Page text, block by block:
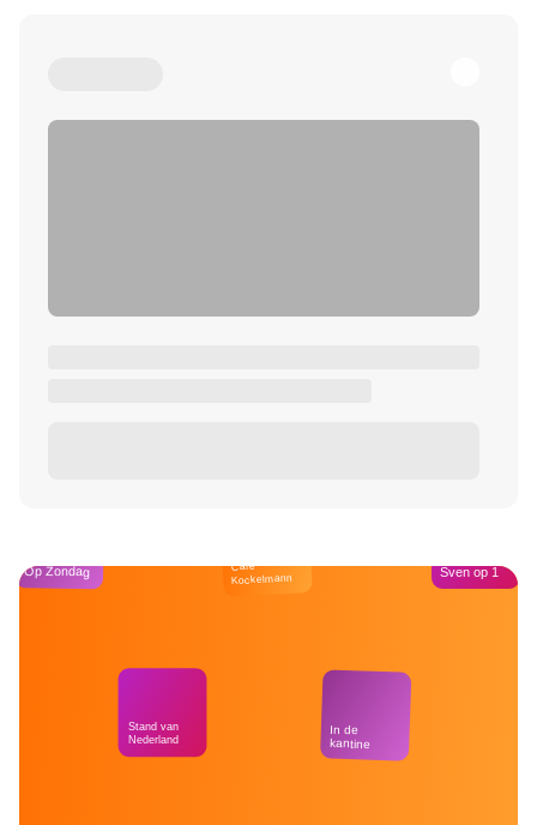
Op Zondag
Stand van
Nederland
Café
Kockelmann
In de
kantine
Sven op 1